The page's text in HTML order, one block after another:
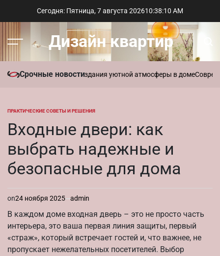
Сегодня: Пятница, 7 августа 202610:38:11 AM
Меню Дизайн квартир
Срочные новости
ароматы для создания уютной атмосферы в домеСовременный
ОПУБЛИКОВАНО
ПРАКТИЧЕСКИЕ СОВЕТЫ И РЕШЕНИЯ
Входные двери: как
выбрать надежные и
безопасные для дома
on24 ноября 2025 admin
В каждом доме входная дверь – это не просто часть
интерьера, это ваша первая линия защиты, первый
«страж», который встречает гостей и, что важнее, не
пропускает нежелательных посетителей. Выбор